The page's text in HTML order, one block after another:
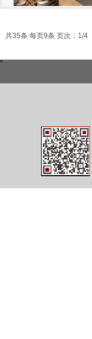
共35条 每页9条 页次：1/4